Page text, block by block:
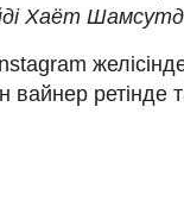
Хаёт
вайнер ретінде